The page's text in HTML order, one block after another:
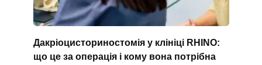
Дакріоцисториностомія у клініці RHINO:
що це за операція і кому вона потрібна